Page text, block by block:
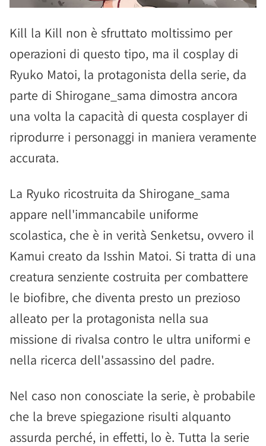
Kill la Kill non è sfruttato moltissimo per
operazioni di questo tipo, ma il cosplay di
Ryuko Matoi, la protagonista della serie, da
parte di Shirogane_sama dimostra ancora
una volta la capacità di questa cosplayer di
riprodurre i personaggi in maniera veramente
accurata.
La Ryuko ricostruita da Shirogane_sama
appare nell'immancabile uniforme
scolastica, che è in verità Senketsu, ovvero il
Kamui creato da Isshin Matoi. Si tratta di una
creatura senziente costruita per combattere
le biofibre, che diventa presto un prezioso
alleato per la protagonista nella sua
missione di rivalsa contro le ultra uniformi e
nella ricerca dell'assassino del padre.
Nel caso non conosciate la serie, è probabile
che la breve spiegazione risulti alquanto
assurda perché, in effetti, lo è. Tutta la serie